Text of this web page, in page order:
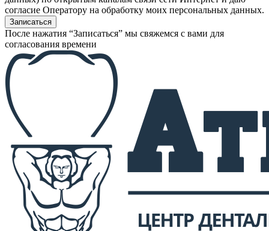
согласие Оператору на обработку моих персональных данных.
После нажатия “Записаться” мы свяжемся с вами для
согласования времени